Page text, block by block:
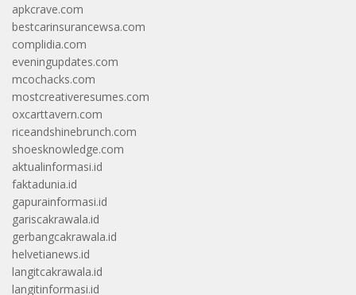
apkcrave.com
bestcarinsurancewsa.com
complidia.com
eveningupdates.com
mcochacks.com
mostcreativeresumes.com
oxcarttavern.com
riceandshinebrunch.com
shoesknowledge.com
aktualinformasi.id
faktadunia.id
gapurainformasi.id
gariscakrawala.id
gerbangcakrawala.id
helvetianews.id
langitcakrawala.id
langitinformasi.id